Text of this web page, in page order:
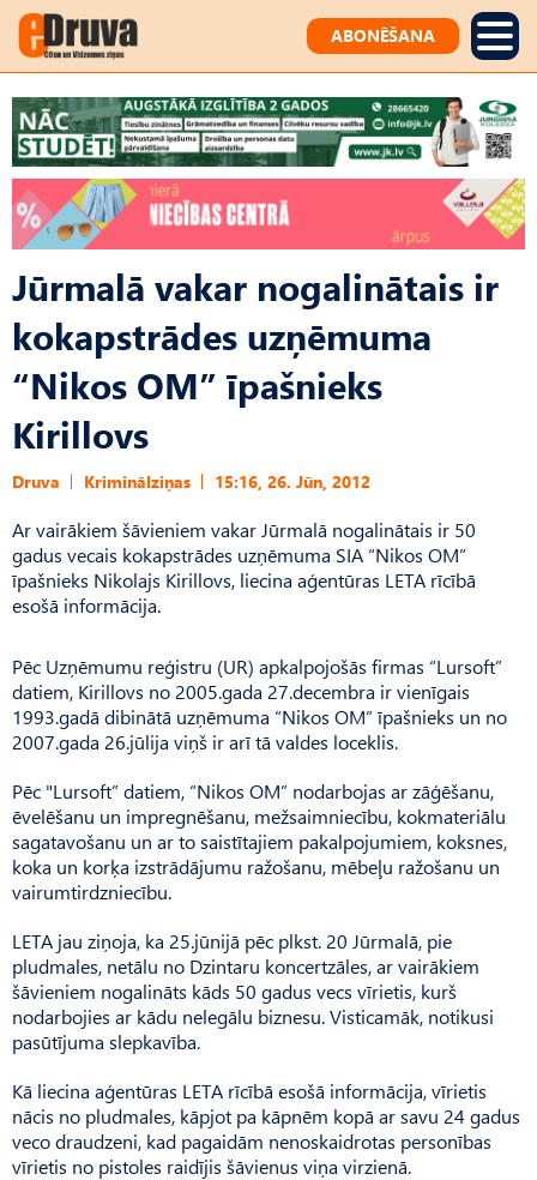
ABONĒŠANA
Jūrmalā vakar nogalinātais ir
kokapstrādes uzņēmuma
“Nikos OM” īpašnieks
Kirillovs
Druva Kriminālziņas 15:16, 26. Jūn, 2012
Ar vairākiem šāvieniem vakar Jūrmalā nogalinātais ir 50
gadus vecais kokapstrādes uzņēmuma SIA “Nikos OM”
īpašnieks Nikolajs Kirillovs, liecina aģentūras LETA rīcībā
esošā informācija.
Pēc Uzņēmumu reģistru (UR) apkalpojošās firmas “Lursoft”
datiem, Kirillovs no 2005.gada 27.decembra ir vienīgais
1993.gadā dibinātā uzņēmuma “Nikos OM” īpašnieks un no
2007.gada 26.jūlija viņš ir arī tā valdes loceklis.
Pēc "Lursoft” datiem, “Nikos OM” nodarbojas ar zāģēšanu,
ēvelēšanu un impregnēšanu, mežsaimniecību, kokmateriālu
sagatavošanu un ar to saistītajiem pakalpojumiem, koksnes,
koka un korķa izstrādājumu ražošanu, mēbeļu ražošanu un
vairumtirdzniecību.
LETA jau ziņoja, ka 25.jūnijā pēc plkst. 20 Jūrmalā, pie
pludmales, netālu no Dzintaru koncertzāles, ar vairākiem
šāvieniem nogalināts kāds 50 gadus vecs vīrietis, kurš
nodarbojies ar kādu nelegālu biznesu. Visticamāk, notikusi
pasūtījuma slepkavība.
Kā liecina aģentūras LETA rīcībā esošā informācija, vīrietis
nācis no pludmales, kāpjot pa kāpnēm kopā ar savu 24 gadus
veco draudzeni, kad pagaidām nenoskaidrotas personības
vīrietis no pistoles raidījis šāvienus viņa virzienā.